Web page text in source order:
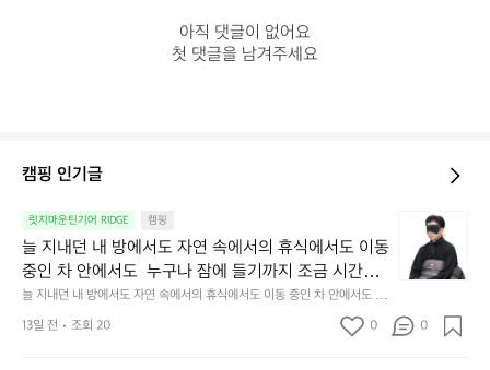
아직 댓글이 없어요
첫 댓글을 남겨주세요
캠핑 인기글
릿지마운틴기어 RIDGE 캠핑
늘 지내던 내 방에서도 자연 속에서의 휴식에서도 이동
중인 차 안에서도  누구나 잠에 들기까지 조금 시간이
걸리는 순간이 있습니다.  그럴 때는 차분하게 눈을 가
려보세요. 마치 암막 커튼을 조용히 내리듯이.  Polarte
c® Wind Pro™의 온기가 눈가를 포근히 감싸줍니다.
늘 지내던 내 방에서도 자연 속에서의 휴식에서도 이동 중인 차 안에서도  누
구나 잠에 들기까지 조금 시간이 걸리는 순간이 있습니다.  그럴 때는 차분하
게 눈을 가려보세요. 마치 암막 커튼을 조용히 내리듯이.  Polartec® Wind
내
던
방
13일 전 조회 20 0 0